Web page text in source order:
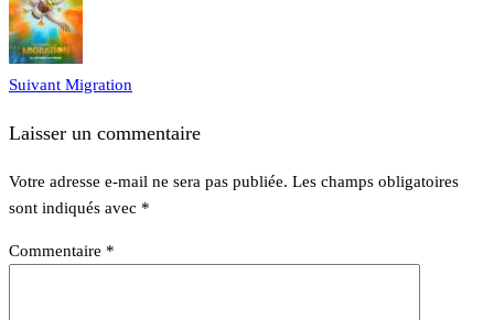
Suivant Migration
Laisser un commentaire
Votre adresse e-mail ne sera pas publiée. Les champs obligatoires
sont indiqués avec *
Commentaire *